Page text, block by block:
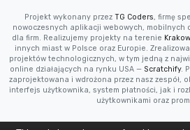
Projekt wykonany przez TG Coders , firmę
nowoczesnych aplikacji webowych, mobilnych
dla firm. Realizujemy projekty na terenie
innych miast w Polsce oraz Europie.
projektów technologicznych, w tym jedną z
online działających na rynku USA — Scratchify.
zaprojektowana i wdrożona przez nasz zespół,
interfejs użytkownika, system płatności, jak i
użytkownikami oraz